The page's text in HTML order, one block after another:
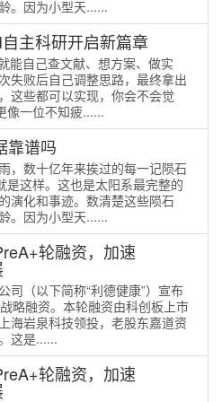
。因为小型天......
主科研开启新篇章
能自己查文献、想方案、做实
失败后自己调整思路，最终拿出
这些都可以实现，你会不会觉
像一位不知疲......
靠谱吗
，数十亿年来挨过的每一记陨石
这样。这也是太阳系最完整的
演化和事迹。数清楚这些陨石
。因为小型天......
轮融资，加速
司（以下简称“利德健康”）宣布
略融资。本轮融资由科创板上市
海岩泉科技领投，老股东嘉道资
这是......
轮融资，加速